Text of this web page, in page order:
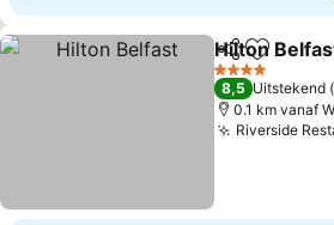
Delen
Hilton
4 Sterren
8,5 Uitstekend
0.1 km vanaf
Riverside